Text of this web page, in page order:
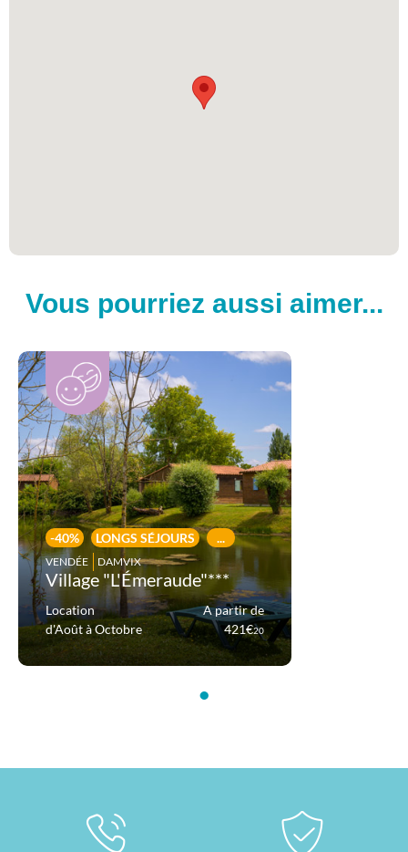
Vous pourriez aussi aimer...
-40% LONGS SÉJOURS ...
VENDÉE DAMVIX
Village "L'Émeraude"***
Location
d'Août à Octobre
A partir de
421€20
•